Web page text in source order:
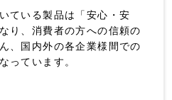
ている製品は「安心・安
り、消費者の方への信頼の
、国内外の各企業様間での
っています。